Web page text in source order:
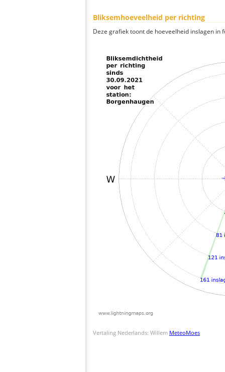
Bliksemhoeveelheid per richting
Deze grafiek toont de hoeveelheid inslagen
Vertaling Nederlands: Willem MeteoMoes